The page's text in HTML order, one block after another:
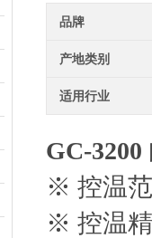
品牌
产地类别
适用行业
GC-
※ 控温
※ 控温